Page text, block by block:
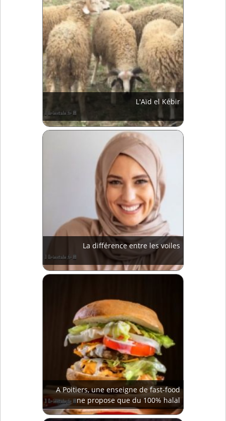
L'Aïd el Kébir
La différence entre les voiles
A Poitiers, une enseigne de fast-food
ne propose que du 100% halal